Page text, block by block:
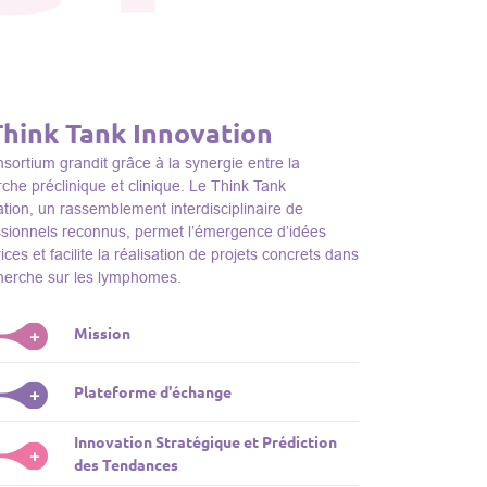
Tank Innovation
grandit grâce à la synergie entre la
préclinique et clinique. Le Think Tank
un rassemblement interdisciplinaire de
reconnus, permet l’émergence d’idées
et facilite la réalisation de projets concrets dans
sur les lymphomes.
+ Mission
Tank initie des projets, façonne des initiatives de
des porteurs et promeut l’unité parmi les
du consortium, jouant ainsi un rôle essentiel
promotion de la recherche sur les lymphomes.
+ Plateforme d'échange
Tank sert de plateforme dynamique pour
des plateformes technologiques et des
+
Innovation Stratégique et Prédiction
des Tendances